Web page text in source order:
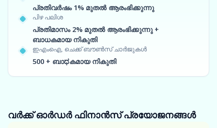
പ്രതിവർഷം 1% മുതൽ ആരംഭിക്കുന്നു
പിഴ പലിശ
പ്രതിമാസം 2% മുതൽ ആരംഭിക്കുന്നു +
ബാധകമായ നികുതി
ഇഎംഐ, ചെക്ക് ബൗൺസ് ചാർജുകൾ
500 + ബാಧകമായ നികുതി
വർക്ക് ഓർഡർ ഫിനാൻസ്പ്രയോജനങ്ങൾ